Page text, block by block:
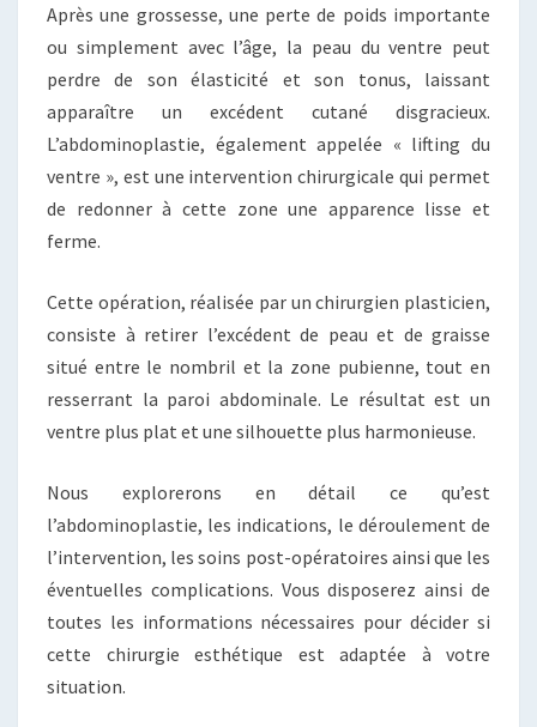
Après une grossesse, une perte de poids importante
ou simplement avec l’âge, la peau du ventre peut
perdre de son élasticité et son tonus, laissant
apparaître un excédent cutané disgracieux.
L’abdominoplastie, également appelée « lifting du
ventre », est une intervention chirurgicale qui permet
de redonner à cette zone une apparence lisse et
ferme.
Cette opération, réalisée par un chirurgien plasticien,
consiste à retirer l’excédent de peau et de graisse
situé entre le nombril et la zone pubienne, tout en
resserrant la paroi abdominale. Le résultat est un
ventre plus plat et une silhouette plus harmonieuse.
Nous explorerons en détail ce qu’est
l’abdominoplastie, les indications, le déroulement de
l’intervention, les soins post-opératoires ainsi que les
éventuelles complications. Vous disposerez ainsi de
toutes les informations nécessaires pour décider si
cette chirurgie esthétique est adaptée à votre
situation.